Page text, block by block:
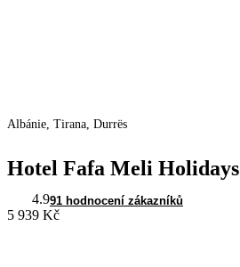
Albánie, Tirana, Durrës
Hotel Fafa Meli Holidays
4.991 hodnocení zákazníků
5 939 Kč